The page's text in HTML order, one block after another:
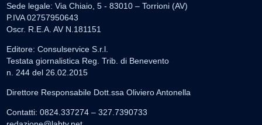
Sede legale: Via Chiaio, 5 - 83010 – Torrioni (AV)
P.IVA 02757950643
Oscr. R.E.A. AV N.181151
Editore: Consulservice S.r.l.
Testata giornalistica Reg. Trib. di Benevento
n. 244 del 26.02.2015
Direttore Responsabile Dott.ssa Oliviero Antonella
Contatti: 0824.337274 – 327.7390733